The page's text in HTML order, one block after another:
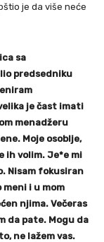
je da više neće
sa
predsedniku
je čast imati
menadžeru
Moje osoblje,
ih volim. Je*e mi
Nisam fokusiran
i u mom
njima. Večeras
da pate. Mogu da
ne lažem vas.